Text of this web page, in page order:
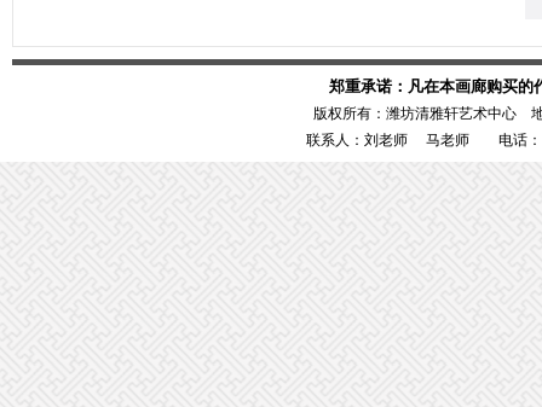
郑重承诺：凡在本画廊购买的
版权所有：潍坊清雅轩艺术中心
联系人：刘老师 马老师 电话